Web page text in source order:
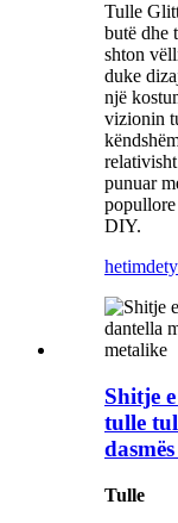
Tulle
butë dhe
shton
duke
një
vizionin
punuar
popullore
DIY.
hetim
Shitje
tulle
Tulle